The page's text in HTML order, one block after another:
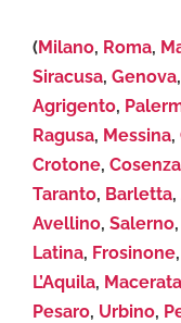
(Milano, Roma,
Siracusa, Genova,
Agrigento,
Ragusa, Messina,
Crotone, Cosenza
Taranto, Barletta,
Avellino, Salerno,
Latina, Frosinone,
L’Aquila, Macerata
Pesaro, Urbino,